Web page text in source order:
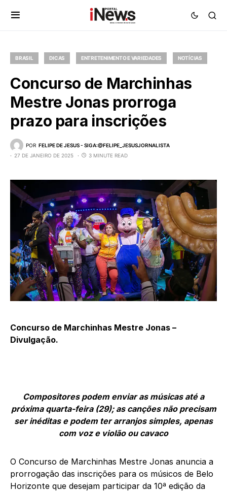
BRASIL DICAS ENTRETENIMENTO E VARIEDADES NOTÍCIAS
Concurso de Marchinhas
Mestre Jonas prorroga
prazo para inscrições
POR FELIPE DE JESUS - SIGA:@FELIPE_JESUSJORNALISTA
27 DE JANEIRO DE 2025
3 MINUTE READ
Concurso de Marchinhas Mestre Jonas –
Divulgação.
Compositores podem enviar as músicas até a
próxima quarta-feira (29); as canções não precisam
ser inéditas e podem ter arranjos simples, apenas
com voz e violão ou cavaco
O Concurso de Marchinhas Mestre Jonas anuncia a
prorrogação das inscrições para os músicos de Belo
Horizonte que desejam participar da 10ª edição da